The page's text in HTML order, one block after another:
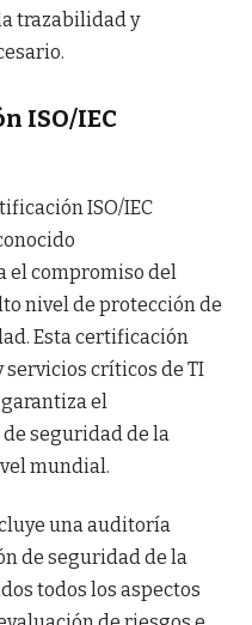
trazabilidad y
ISO/IEC
ISO/IEC
compromiso del
nivel de protección de
Esta certificación
servicios críticos de TI
el
seguridad de la
mundial.
una auditoría
de seguridad de la
todos los aspectos